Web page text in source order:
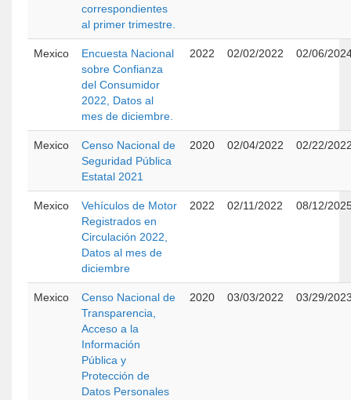
correspondientes
al primer trimestre.
Mexico
Encuesta Nacional
sobre Confianza
del Consumidor
2022, Datos al
mes de diciembre.
2022 02/02/2022 02/06/
Mexico
Censo Nacional de
Seguridad Pública
Estatal 2021
2020 02/04/2022 02/22/
Mexico
Vehículos de Motor
Registrados en
Circulación 2022,
Datos al mes de
diciembre
2022 02/11/2022 08/12/
Mexico
Censo Nacional de
Transparencia,
Acceso a la
Información
Pública y
Protección de
Datos Personales
2020 03/03/2022 03/29/